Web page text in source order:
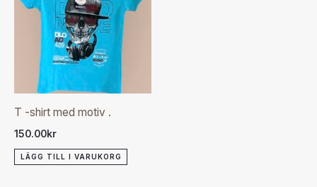
T -shirt med motiv .
150.00kr
LÄGG TILL I VARUKORG